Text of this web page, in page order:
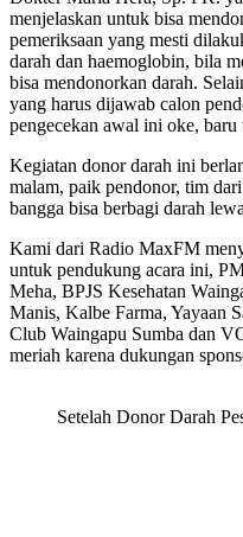
menjelaskan untuk bisa
pemeriksaan yang mesti
darah dan haemoglobin, bila
bisa mendonorkan darah.
yang harus dijawab calon
pengecekan awal ini oke,
Kegiatan donor darah ini
malam, paik pendonor, tim
bangga bisa berbagi darah
Kami dari Radio MaxFM
untuk pendukung acara ini,
Meha, BPJS Kesehatan
Manis, Kalbe Farma, Yayaan
Club Waingapu Sumba dan
meriah karena dukungan
Setelah Donor Darah